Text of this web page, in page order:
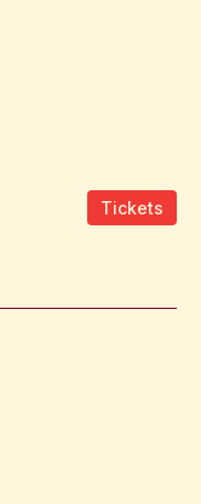
Tickets